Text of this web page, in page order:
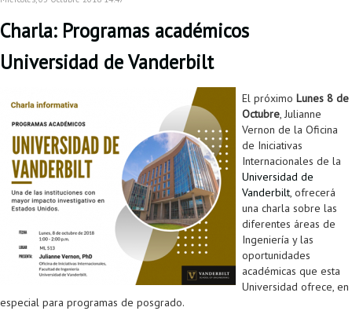
Charla: Programas académicos
Universidad de Vanderbilt
El próximo Lunes 8 de
Octubre, Julianne
Vernon de la Oficina
de Iniciativas
Internacionales de la
Universidad de
Vanderbilt, ofrecerá
una charla sobre las
diferentes áreas de
Ingeniería y las
oportunidades
académicas que esta
Universidad ofrece, en
especial para programas de posgrado.
Reingreso
Reintegro
Retiro voluntario
Transferencia
Tarifas
Grado